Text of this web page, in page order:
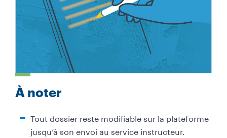
À noter
Tout dossier reste modifiable sur la plateforme
jusqu’à son envoi au service instructeur.